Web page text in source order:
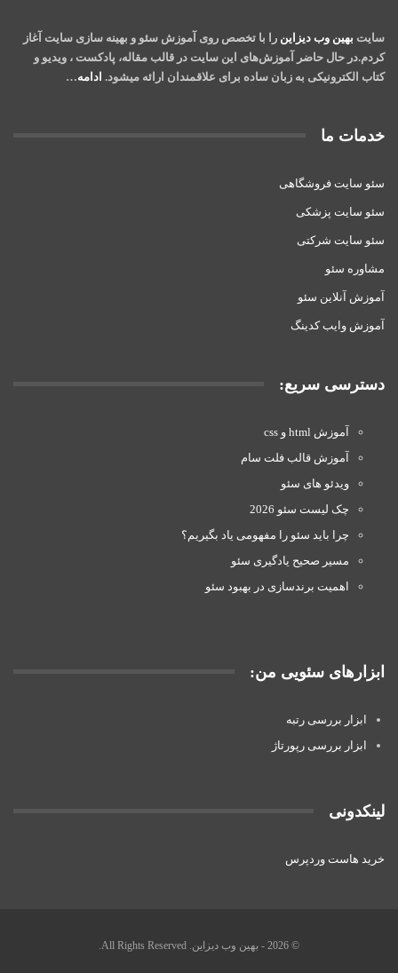
سایت بهین وب دیزاین را با تخصص روی آموزش سئو و بهینه سازی سایت آغاز
کردم.در حال حاضر آموزش‌‌های این سایت در قالب مقاله، پادکست ، ویدیو و
کتاب‌ الکترونیکی به زبان ساده برای علاقمندان ارائه میشود. ادامه…
خدمات ما
سئو سایت فروشگاهی
سئو سایت پزشکی
سئو سایت شرکتی
مشاوره سئو
آموزش آنلاین سئو
آموزش وایب کدینگ
دسترسی سریع:
آموزش html و css
آموزش قالب فلت سام
ویدئو های سئو
چک لیست سئو 2026
چرا باید سئو را مفهومی یاد بگیریم؟
مسیر صحیح یادگیری سئو
اهمیت برندسازی در بهبود سئو
ابزارهای سئویی من:
ابزار بررسی رتبه
ابزار بررسی رپورتاژ
لینکدونی
خرید هاست وردپرس
© 2026 - بهین وب دیزاین. All Rights Reserved.